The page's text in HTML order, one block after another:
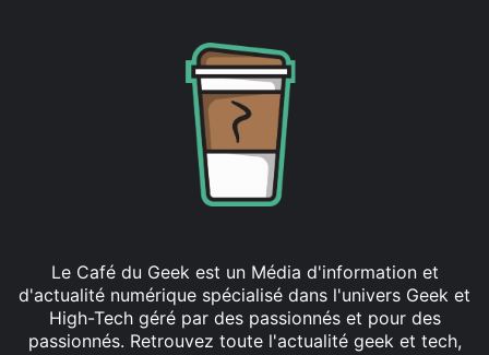
Le Café du Geek est un Média d'information et
d'actualité numérique spécialisé dans l'univers Geek et
High-Tech géré par des passionnés et pour des
passionnés. Retrouvez toute l'actualité geek et tech,